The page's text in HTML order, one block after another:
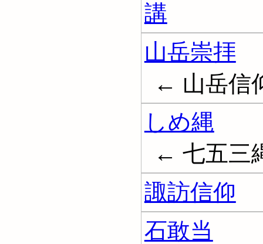
講
山岳崇拝
← 山岳信
しめ縄
← 七五三
諏訪信仰
石敢当